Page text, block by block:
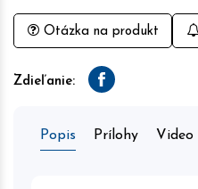
Otázka na produkt
Zdieľanie: Facebook
Popis Prílohy Video